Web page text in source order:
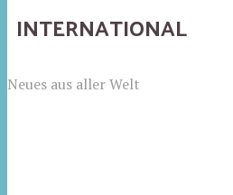
INTERNATIONAL
Neues aus aller Welt